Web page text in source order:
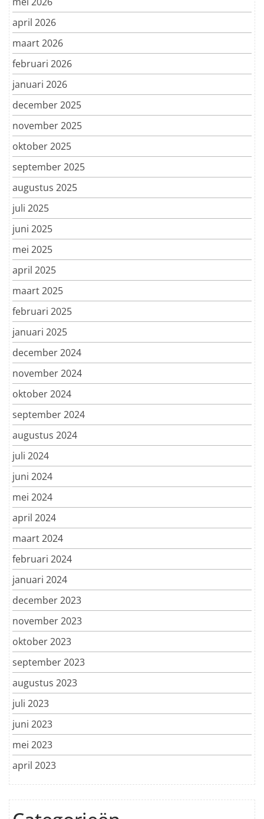
april 2026
maart 2026
februari 2026
januari 2026
december 2025
november 2025
oktober 2025
september 2025
augustus 2025
juli 2025
juni 2025
mei 2025
april 2025
maart 2025
februari 2025
januari 2025
december 2024
november 2024
oktober 2024
september 2024
augustus 2024
juli 2024
juni 2024
mei 2024
april 2024
maart 2024
februari 2024
januari 2024
december 2023
november 2023
oktober 2023
september 2023
augustus 2023
juli 2023
juni 2023
mei 2023
april 2023